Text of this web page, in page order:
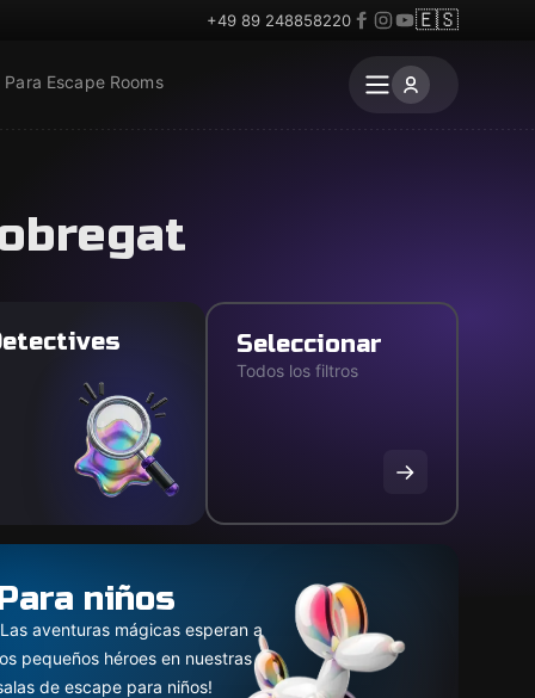
+49 89 248858220 🇪🇸
Para Escape Rooms
niños
aventuras mágicas esperan a
pequeños héroes en nuestras
de escape para niños!
Seleccionar
Todos los filtros